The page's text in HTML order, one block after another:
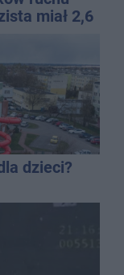
miał 2,6
dzieci?